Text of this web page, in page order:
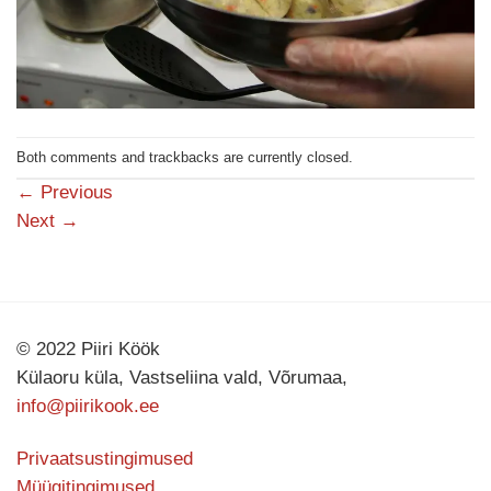
Both comments and trackbacks are currently closed.
← Previous
Next →
© 2022 Piiri Köök
Külaoru küla, Vastseliina vald, Võrumaa,
info@piirikook.ee
Privaatsustingimused